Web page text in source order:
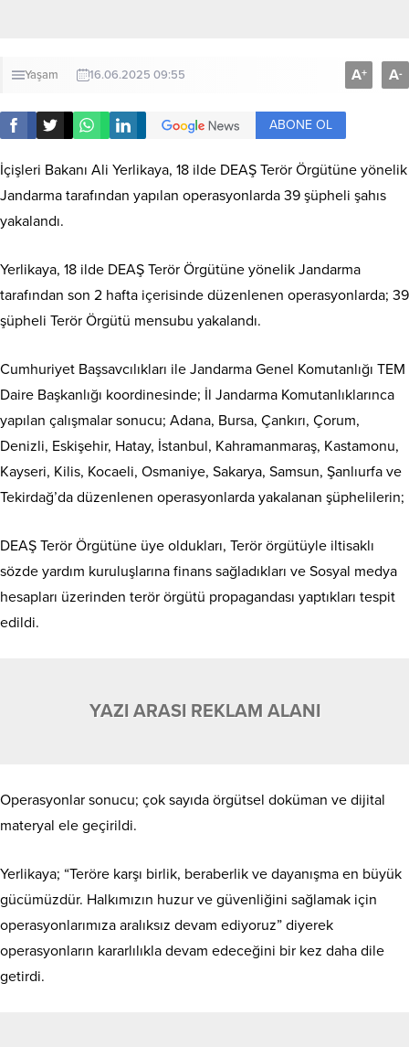
Yaşam 16.06.2025 09:55 A+ A-
ABONE OL
İçişleri Bakanı Ali Yerlikaya, 18 ilde DEAŞ Terör Örgütüne yönelik
Jandarma tarafından yapılan operasyonlarda 39 şüpheli şahıs
yakalandı.
Yerlikaya, 18 ilde DEAŞ Terör Örgütüne yönelik Jandarma
tarafından son 2 hafta içerisinde düzenlenen operasyonlarda; 39
şüpheli Terör Örgütü mensubu yakalandı.
Cumhuriyet Başsavcılıkları ile Jandarma Genel Komutanlığı TEM
Daire Başkanlığı koordinesinde; İl Jandarma Komutanlıklarınca
yapılan çalışmalar sonucu; Adana, Bursa, Çankırı, Çorum,
Denizli, Eskişehir, Hatay, İstanbul, Kahramanmaraş, Kastamonu,
Kayseri, Kilis, Kocaeli, Osmaniye, Sakarya, Samsun, Şanlıurfa ve
Tekirdağ’da düzenlenen operasyonlarda yakalanan şüphelilerin;
DEAŞ Terör Örgütüne üye oldukları, Terör örgütüyle iltisaklı
sözde yardım kuruluşlarına finans sağladıkları ve Sosyal medya
hesapları üzerinden terör örgütü propagandası yaptıkları tespit
edildi.
YAZI ARASI REKLAM ALANI
Operasyonlar sonucu; çok sayıda örgütsel doküman ve dijital
materyal ele geçirildi.
Yerlikaya; “Teröre karşı birlik, beraberlik ve dayanışma en büyük
gücümüzdür. Halkımızın huzur ve güvenliğini sağlamak için
operasyonlarımıza aralıksız devam ediyoruz” diyerek
operasyonların kararlılıkla devam edeceğini bir kez daha dile
getirdi.